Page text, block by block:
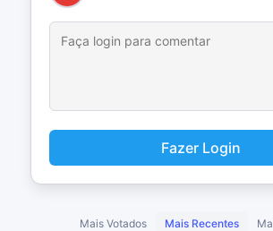
Fazer Login
Mais Votados Mais Recentes